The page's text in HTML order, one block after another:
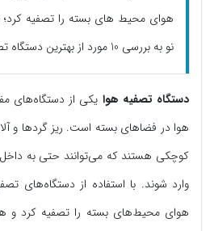
هوای محیط های بسته را تصفیه کرد؛
نو به بررسی 10 مورد از بهترین دستگاه تصفیه ها پرداخته ایم...
دستگاه تصفیه هوا یکی از دستگاه‌های
هوا در فضاهای بسته است. ریز گردها و
کوچکی هستند که می‌توانند حتی به
وارد شوند. با استفاده از دستگاه‌های
هوای محیط‌های بسته را تصفیه کرد و